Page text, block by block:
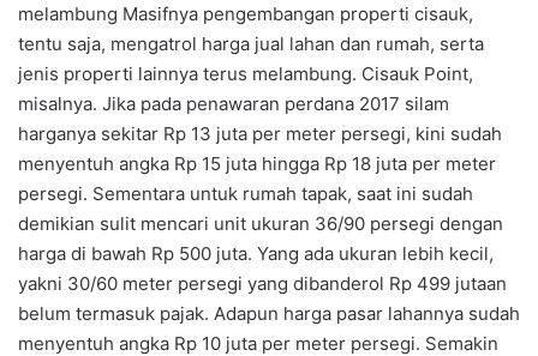
melambung Masifnya pengembangan properti cisauk,
tentu saja, mengatrol harga jual lahan dan rumah, serta
jenis properti lainnya terus melambung. Cisauk Point,
misalnya. Jika pada penawaran perdana 2017 silam
harganya sekitar Rp 13 juta per meter persegi, kini sudah
menyentuh angka Rp 15 juta hingga Rp 18 juta per meter
persegi. Sementara untuk rumah tapak, saat ini sudah
demikian sulit mencari unit ukuran 36/90 persegi dengan
harga di bawah Rp 500 juta. Yang ada ukuran lebih kecil,
yakni 30/60 meter persegi yang dibanderol Rp 499 jutaan
belum termasuk pajak. Adapun harga pasar lahannya sudah
menyentuh angka Rp 10 juta per meter persegi. Semakin